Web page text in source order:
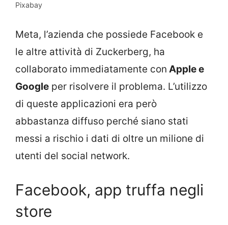
Pixabay
Meta, l’azienda che possiede Facebook e
le altre attività di Zuckerberg, ha
collaborato immediatamente con Apple e
Google per risolvere il problema. L’utilizzo
di queste applicazioni era però
abbastanza diffuso perché siano stati
messi a rischio i dati di oltre un milione di
utenti del social network.
Facebook, app truffa negli
store